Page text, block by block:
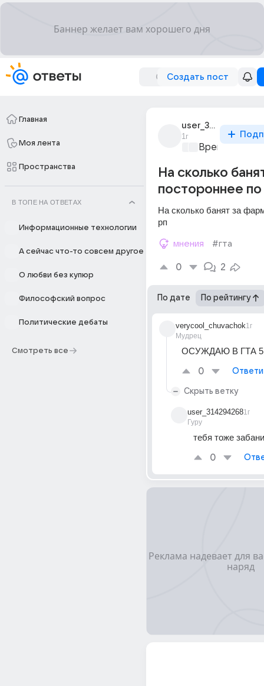
Создать пост
Главная
Моя лента
Пространства
В ТОПЕ НА ОТВЕТАХ
Информационные технологии
А сейчас что-то совсем другое
О любви без купюр
Философский вопрос
Политические дебаты
Смотреть все
user_313314809
1г
Время игр
На сколько
постороннее по
На сколько банят за
рп
мнения #гта
0 2
По дате По рейтингу
verycool_chuvachok
Мудрец
1г
ОСУЖДАЮ В ГТА
0
Скрыть ветку
user_314294268
Гуру
1г
тебя тоже
0